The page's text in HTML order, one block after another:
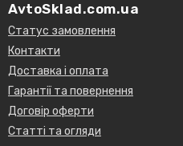
AvtoSklad.com.ua
Статус замовлення
Контакти
Доставка і оплата
Гарантії та повернення
Договір оферти
Статті та огляди